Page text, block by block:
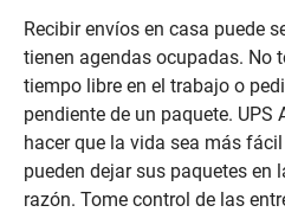
Recibir envíos en casa puede
tienen agendas ocupadas. No
tiempo libre en el trabajo o
pendiente de un paquete.
hacer que la vida sea más
pueden dejar sus paquetes en
razón. Tome control de las